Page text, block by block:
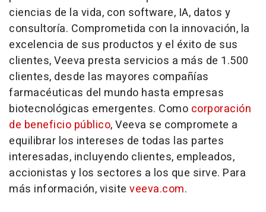
ciencias de la vida, con software, IA, datos y
consultoría. Comprometida con la innovación, la
excelencia de sus productos y el éxito de sus
clientes, Veeva presta servicios a más de 1.500
clientes, desde las mayores compañías
farmacéuticas del mundo hasta empresas
biotecnológicas emergentes. Como corporación
de beneficio público, Veeva se compromete a
equilibrar los intereses de todas las partes
interesadas, incluyendo clientes, empleados,
accionistas y los sectores a los que sirve. Para
más información, visite veeva.com.